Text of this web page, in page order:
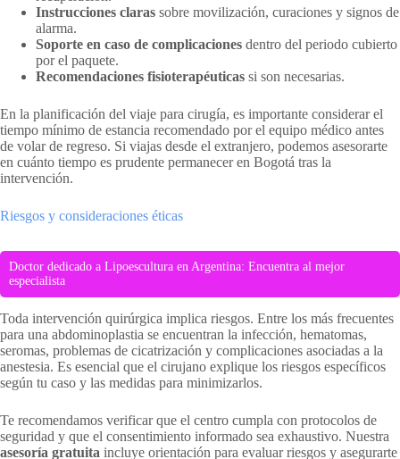
Instrucciones claras sobre movilización, curaciones y signos de
alarma.
Soporte en caso de complicaciones dentro del periodo cubierto
por el paquete.
Recomendaciones fisioterapéuticas si son necesarias.
En la planificación del viaje para cirugía, es importante considerar el
tiempo mínimo de estancia recomendado por el equipo médico antes
de volar de regreso. Si viajas desde el extranjero, podemos asesorarte
en cuánto tiempo es prudente permanecer en Bogotá tras la
intervención.
Riesgos y consideraciones éticas
Doctor dedicado a Lipoescultura en Argentina: Encuentra al mejor
especialista
Toda intervención quirúrgica implica riesgos. Entre los más frecuentes
para una abdominoplastia se encuentran la infección, hematomas,
seromas, problemas de cicatrización y complicaciones asociadas a la
anestesia. Es esencial que el cirujano explique los riesgos específicos
según tu caso y las medidas para minimizarlos.
Te recomendamos verificar que el centro cumpla con protocolos de
seguridad y que el consentimiento informado sea exhaustivo. Nuestra
asesoría gratuita incluye orientación para evaluar riesgos y asegurarte